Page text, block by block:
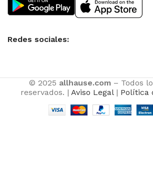
Redes sociales:
© 2025 allhause.com – Todos
reservados. | Aviso Legal| Política